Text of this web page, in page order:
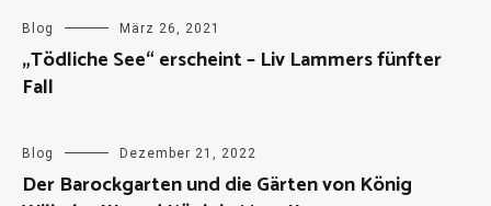
Blog März 26, 2021
„Tödliche See“ erscheint – Liv Lammers fünfter
Fall
Blog Dezember 21, 2022
Der Barockgarten und die Gärten von König